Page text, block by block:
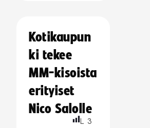
Kotikaupun
ki tekee
MM-kisoista
erityiset
Nico Salolle
L 3